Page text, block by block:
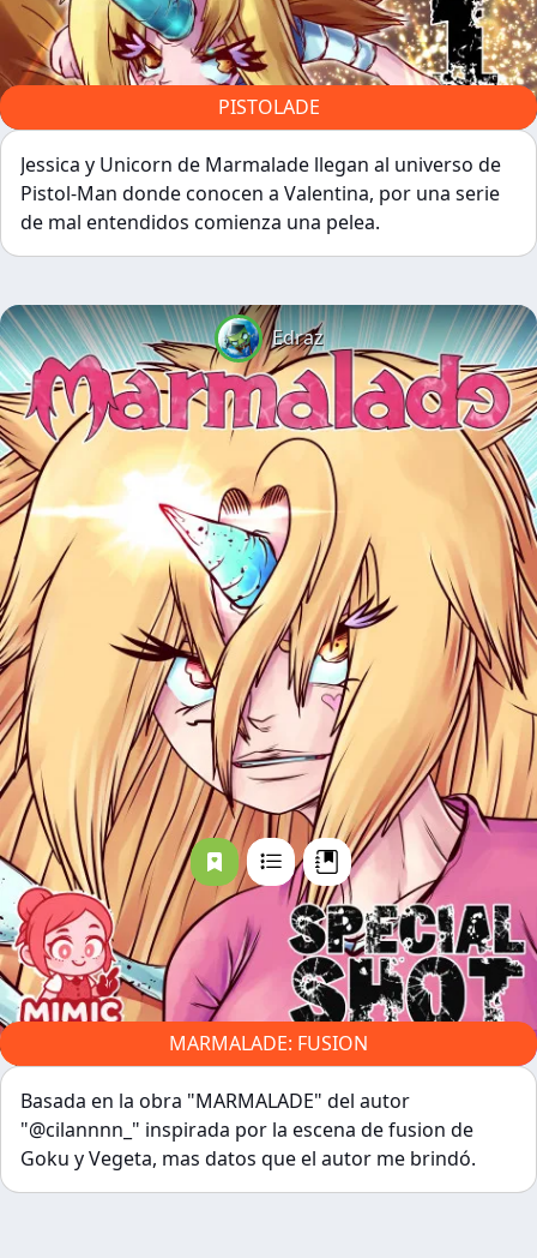
PISTOLADE
Jessica y Unicorn de Marmalade llegan al universo de
Pistol-Man donde conocen a Valentina, por una serie
de mal entendidos comienza una pelea.
Edraz
MARMALADE: FUSION
Basada en la obra "MARMALADE" del autor
"@cilannnn_" inspirada por la escena de fusion de
Goku y Vegeta, mas datos que el autor me brindó.